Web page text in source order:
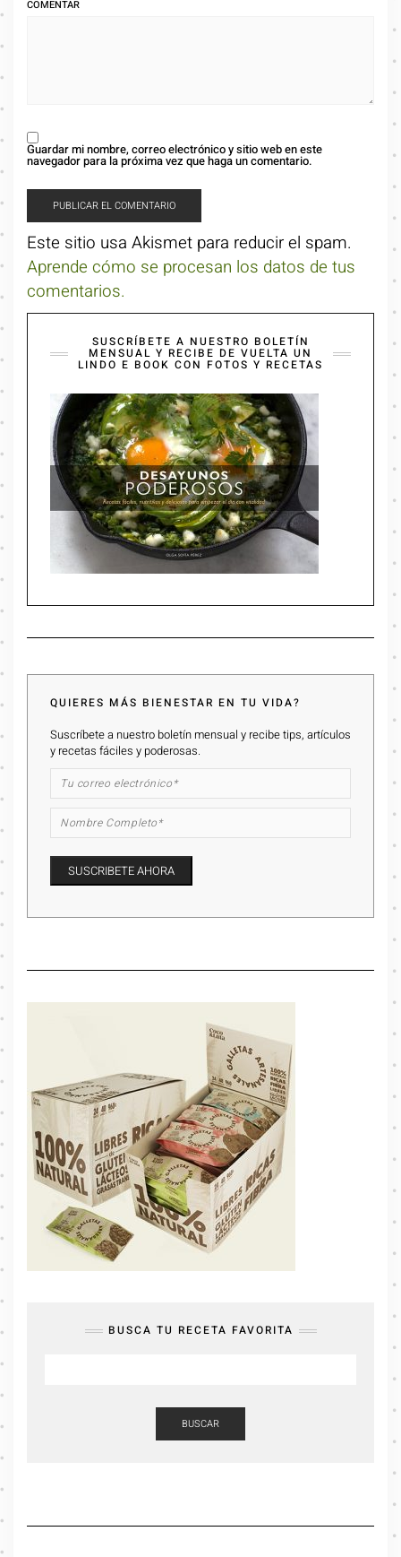
COMENTAR
Guardar mi nombre, correo electrónico y sitio web en este
navegador para la próxima vez que haga un comentario.
Este sitio usa Akismet para reducir el spam.
Aprende cómo se procesan los datos de tus
comentarios.
SUSCRÍBETE A NUESTRO BOLETÍN
MENSUAL Y RECIBE DE VUELTA UN
LINDO E BOOK CON FOTOS Y RECETAS
QUIERES MÁS BIENESTAR EN TU VIDA?
Suscríbete a nuestro boletín mensual y recibe tips, artículos
y recetas fáciles y poderosas.
BUSCA TU RECETA FAVORITA
BUSCAR